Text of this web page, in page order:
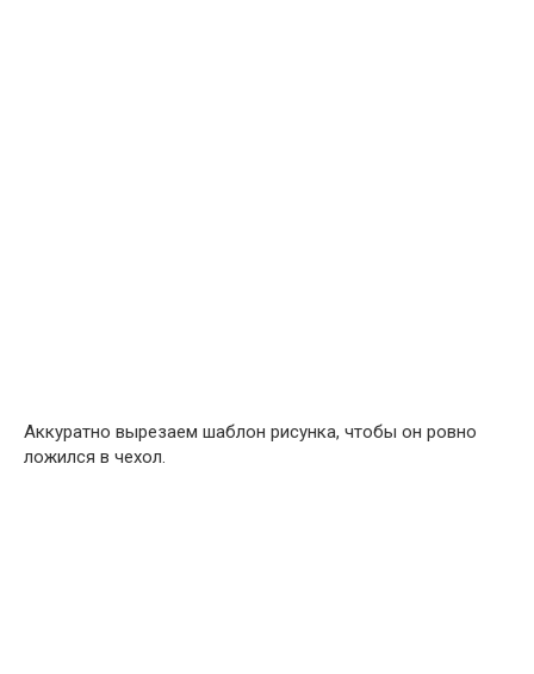
Аккуратно вырезаем шаблон рисунка, чтобы он ровно
ложился в чехол.